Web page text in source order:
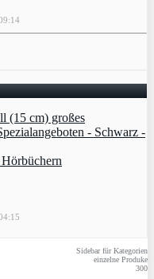
Sidebar für Kategorien
einzelne Produke
300